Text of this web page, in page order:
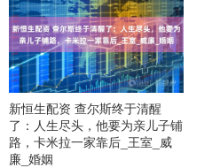
新恒生配资 查尔斯终于清醒
了：人生尽头，他要为亲儿子铺
路，卡米拉一家靠后_王室_威
廉_婚姻